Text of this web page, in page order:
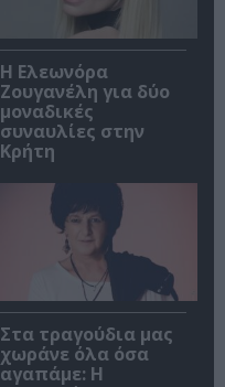
Η Ελεωνόρα
Ζουγανέλη για δύο
μοναδικές
συναυλίες στην
Κρήτη
Στα τραγούδια μας
χωράνε όλα όσα
αγαπάμε: Η